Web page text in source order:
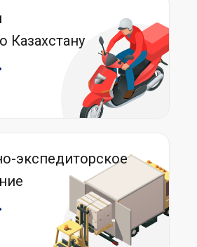
Казахстану
экспедиторское